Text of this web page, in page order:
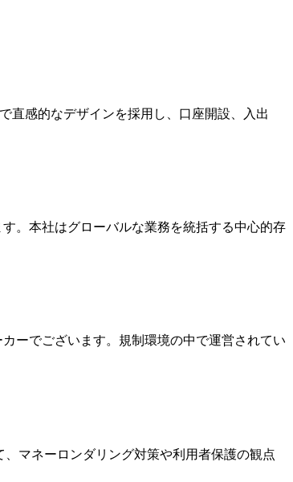
直感的なデザインを採用し、口座開設、入出
。本社はグローバルな業務を統括する中心的存
ーでございます。規制環境の中で運営されてい
マネーロンダリング対策や利用者保護の観点